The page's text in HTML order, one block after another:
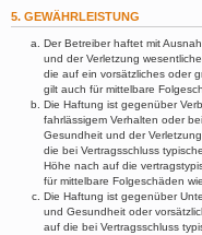
5. GEWÄHRLEISTUNG
Der Betreiber haftet mit
und der Verletzung
die auf ein vorsätzliches oder
gilt auch für mittelbare
Die Haftung ist gegenüber
fahrlässigem Verhalten oder
Gesundheit und der
die bei Vertragsschluss
Höhe nach auf die
für mittelbare Folgeschäden
Die Haftung ist gegenüber
und Gesundheit oder
auf die bei Vertragsschluss